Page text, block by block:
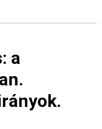
a